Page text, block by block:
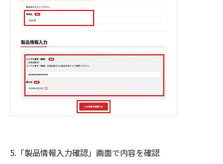
5.「製品情報入力確認」画面で内容を確認